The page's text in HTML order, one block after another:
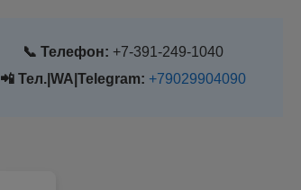
📞 Телефон: +7-391-249-1040
📲 Тел.|WA|Telegram: +79029904090